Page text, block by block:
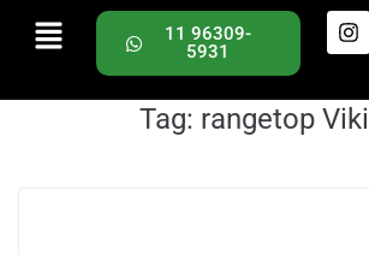
11 96309-
5931
Tag: rangetop